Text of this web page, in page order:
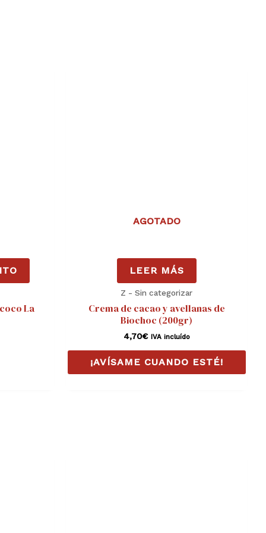
La
AGOTADO
LEER MÁS
Z - Sin categorizar
Crema de cacao y avellanas de
Biochoc (200gr)
4,70€ IVA incluído
¡AVÍSAME CUANDO ESTÉ!